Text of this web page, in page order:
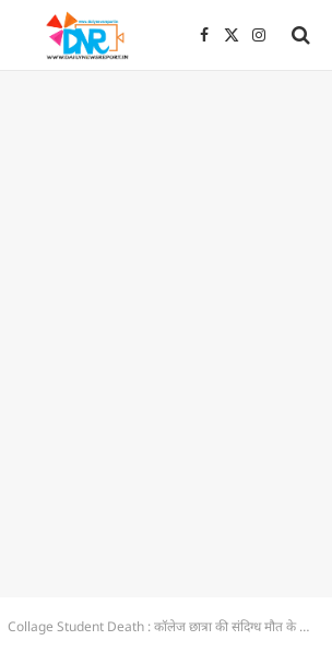
Facebook
X
Collage Student Death : कॉलेज छात्रा की संदिग्ध मौत के बाद प्रदर्शन, मुख्यमंत्री ने प्रोफेसर को निलंबित करने के दिए आदेश